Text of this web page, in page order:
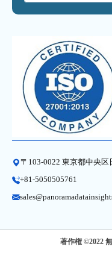
〒103-0022 東京都中央
+81-5050505761
著作権 ©2022